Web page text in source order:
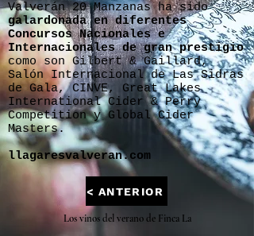
Valverán 20 Manzanas ha sido
galardonada en diferentes
Concursos Nacionales e
Internacionales de gran prestigio
como son Gilbert & Gaillard,
Salón Internacional de Las Sidras
de Gala, CINVE, Great Lakes
International Cider & Perry
Competition y Global Cider
Masters.
llagaresvalveran.com
< ANTERIOR
Los vinos del verano de Finca La